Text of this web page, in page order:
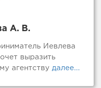
А. В.
Иевлева
выразить
агентству далее...